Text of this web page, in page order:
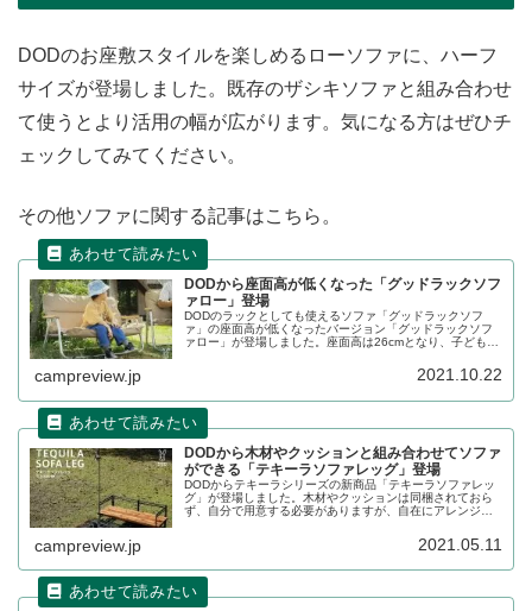
DODのお座敷スタイルを楽しめるローソファに、ハーフ
サイズが登場しました。既存のザシキソファと組み合わせ
て使うとより活用の幅が広がります。気になる方はぜひチ
ェックしてみてください。
その他ソファに関する記事はこちら。
DODから座面高が低くなった「グッドラックソフ
ァロー」登場
DODのラックとしても使えるソファ「グッドラックソフ
ァ」の座面高が低くなったバージョン「グッドラックソフ
ァロー」が登場しました。座面高は26cmとなり、子どもで
campreview.jp 2021.10.22
DODから木材やクッションと組み合わせてソファ
ができる「テキーラソファレッグ」登場
DODからテキーラシリーズの新商品「テキーラソファレッ
グ」が登場しました。木材やクッションは同梱されておら
ず、自分で用意する必要がありますが、自在にアレンジす
campreview.jp 2021.05.11